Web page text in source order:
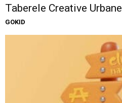
Taberele Creative
GOKID